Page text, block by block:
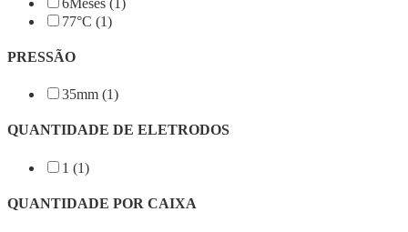
77°C (1)
PRESSÃO
35mm (1)
QUANTIDADE DE ELETRODOS
1 (1)
QUANTIDADE POR CAIXA